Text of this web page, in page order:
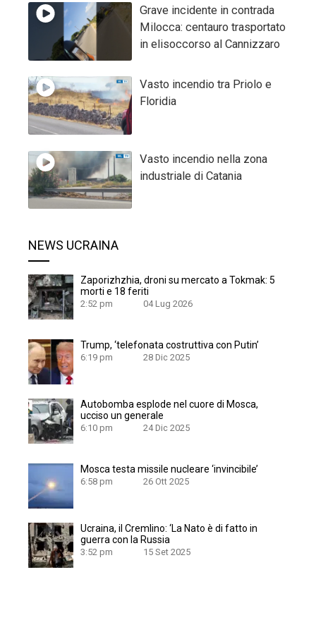
Grave incidente in contrada
Milocca: centauro trasportato
in elisoccorso al Cannizzaro
Vasto incendio tra Priolo e
Floridia
Vasto incendio nella zona
industriale di Catania
NEWS UCRAINA
Zaporizhzhia, droni su mercato a Tokmak: 5
morti e 18 feriti
2:52 pm 04 Lug 2026
Trump, ‘telefonata costruttiva con Putin’
6:19 pm 28 Dic 2025
Autobomba esplode nel cuore di Mosca,
ucciso un generale
6:10 pm 24 Dic 2025
Mosca testa missile nucleare ‘invincibile’
6:58 pm 26 Ott 2025
Ucraina, il Cremlino: ‘La Nato è di fatto in
guerra con la Russia
3:52 pm 15 Set 2025